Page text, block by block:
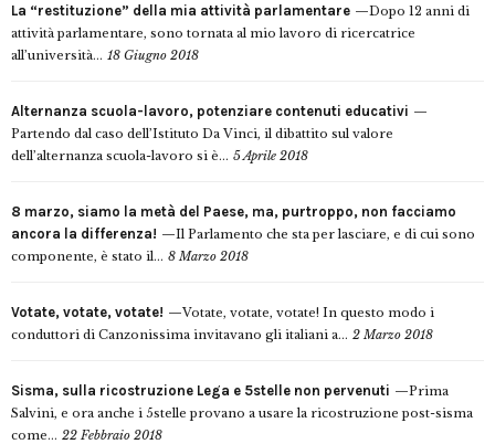
La “restituzione” della mia attività parlamentare
Dopo 12 anni di
attività parlamentare, sono tornata al mio lavoro di ricercatrice
all’università... 18 Giugno 2018
Alternanza scuola-lavoro, potenziare contenuti educativi
Partendo dal caso dell’Istituto Da Vinci, il dibattito sul valore
dell’alternanza scuola-lavoro si è... 5 Aprile 2018
8 marzo, siamo la metà del Paese, ma, purtroppo, non facciamo
ancora la differenza!
Il Parlamento che sta per lasciare, e di cui sono
componente, è stato il... 8 Marzo 2018
Votate, votate, votate!
Votate, votate, votate! In questo modo i
conduttori di Canzonissima invitavano gli italiani a... 2 Marzo 2018
Sisma, sulla ricostruzione Lega e 5stelle non pervenuti
Prima
Salvini, e ora anche i 5stelle provano a usare la ricostruzione post-sisma
come... 22 Febbraio 2018